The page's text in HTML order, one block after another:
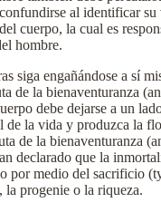
al identificar su
cuerpo, la cual es
hombre.
siga engañándose a sí
de la bienaventuranza
debe dejarse a un
de la vida y produzca la
de la bienaventuranza
declarado que la
por medio del sacrificio
la progenie o la riqueza.